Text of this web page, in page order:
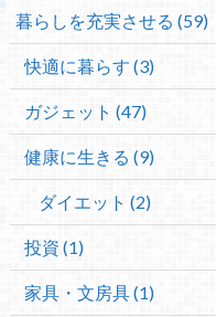
暮らしを充実させる (59)
快適に暮らす (3)
ガジェット (47)
健康に生きる (9)
ダイエット (2)
投資 (1)
家具・文房具 (1)